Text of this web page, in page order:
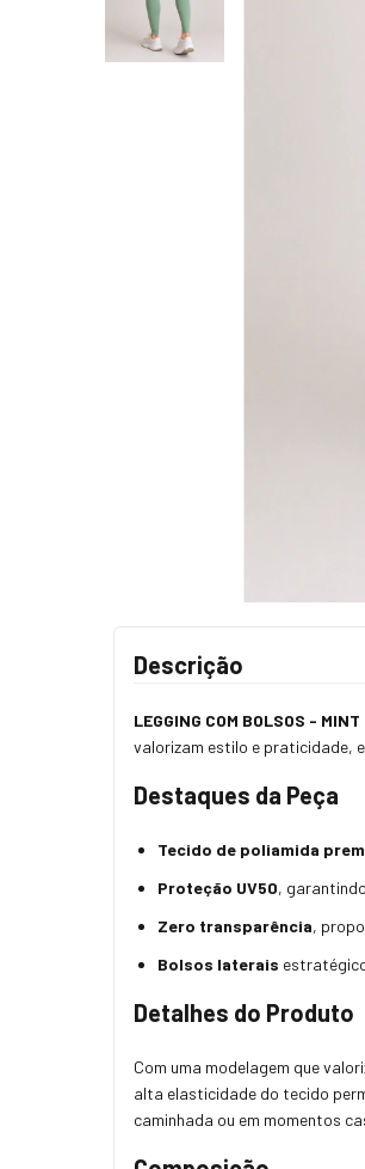
Descrição
LEGGING COM BOLSOS - MINT
valorizam estilo e praticidade,
Destaques da Peça
Tecido de poliamida
Proteção UV50,
Zero transparência,
Bolsos laterais
Detalhes do Produto
Com uma modelagem que
alta elasticidade do tecido
caminhada ou em momentos